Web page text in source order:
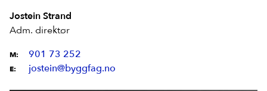
Jostein Strand
Adm. direktør
M: 901 73 252
E: jostein@byggfag.no